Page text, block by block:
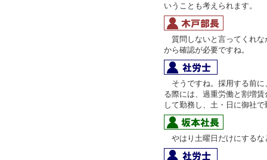
いうことも考えられます。
質問しないと言ってくれな
から確認が必要ですね。
そうですね。採用する前に
る際には、過重労働と割増
して勤務し、土・日に御社
やはり土曜日だけにするな